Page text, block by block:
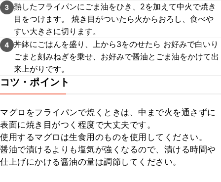
3 熱したフライパンにごま油をひき、2を加えて中火で焼き
目をつけます。 焼き目がついたら火からおろし、食べや
すい大きさに切ります。
4 丼鉢にごはんを盛り、上から3をのせたら お好みで白いり
ごまと刻みねぎを乗せ、お好みで醤油とごま油をかけて出
来上がりです。
コツ・ポイント
マグロをフライパンで焼くときは、中まで火を通さずに
表面に焼き目がつく程度で大丈夫です。
使用するマグロは生食用のものを使用してください。
醤油で漬けるよりも塩気が強くなるので、漬ける時間や
仕上げにかける醤油の量は調節してください。